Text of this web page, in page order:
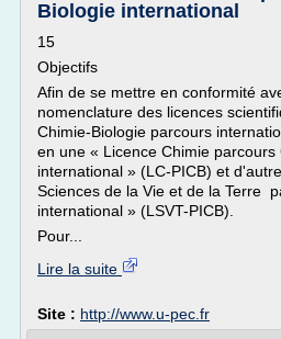
Biologie international
15
Objectifs
Afin de se mettre en conformité
nomenclature des licences
Chimie-Biologie parcours
en une « Licence Chimie parcours
international » (LC-PICB) et
Sciences de la Vie et de la Terre
international » (LSVT-PICB).
Pour...
Lire la suite
Site : http://www.u-pec.fr